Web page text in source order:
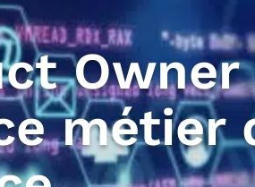
Owner
métier